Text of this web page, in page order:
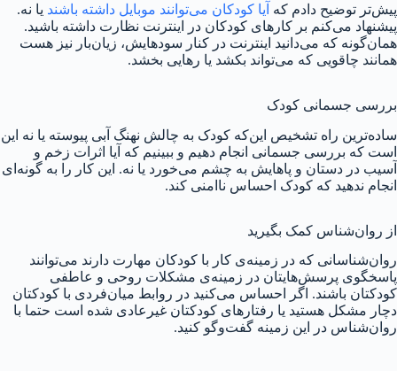
پیش‌تر توضیح دادم که آیا کودکان می‌توانند موبایل داشته باشند یا نه.
پیشنهاد می‌کنم بر کارهای کودکان در اینترنت نظارت داشته باشید.
همان‌گونه که می‌دانید اینترنت در کنار سودهایش، زیان‌بار نیز هست
همانند چاقویی که می‌تواند بکشد یا رهایی بخشد.
بررسی جسمانی کودک
ساده‌ترین راه تشخیص این‌که کودک به چالش نهنگ آبی پیوسته یا نه این
است که بررسی جسمانی انجام دهیم و ببینیم که آیا اثرات زخم و
آسیب در دستان و پاهایش به چشم می‌خورد یا نه. این کار را به گونه‌ای
انجام ندهید که کودک احساس ناامنی کند.
از روان‌شناس کمک بگیرید
روان‌شناسانی که در زمینه‌ی کار با کودکان مهارت دارند می‌توانند
پاسخگوی پرسش‌هایتان در زمینه‌ی مشکلات روحی و عاطفی
کودکتان باشند. اگر احساس می‌کنید در روابط میان‌فردی با کودکتان
دچار مشکل هستید یا رفتارهای کودکتان غیرعادی شده است حتما با
روان‌شناس در این زمینه گفت‌وگو کنید.